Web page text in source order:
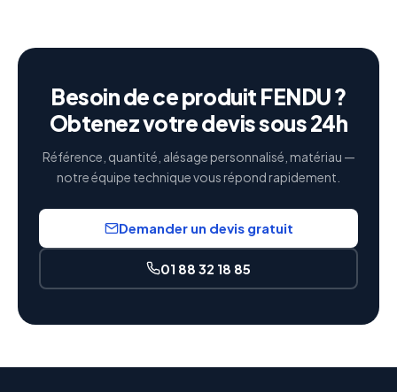
Besoin de ce produit FENDU ?
Obtenez votre devis sous 24h
Référence, quantité, alésage personnalisé, matériau —
notre équipe technique vous répond rapidement.
Demander un devis gratuit
01 88 32 18 85